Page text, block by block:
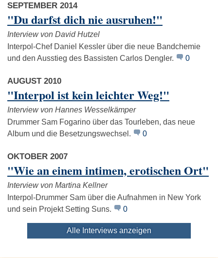
The Strokes Muse Placebo
SEPTEMBER 2014
"Du darfst dich nie ausruhen!"
Interview von David Hutzel
Interpol-Chef Daniel Kessler über die neue Bandchemie
und den Ausstieg des Bassisten Carlos Dengler.
0
AUGUST 2010
"Interpol ist kein leichter Weg!"
Interview von Hannes Wesselkämper
Drummer Sam Fogarino über das Tourleben, das neue
Album und die Besetzungswechsel.
0
OKTOBER 2007
"Wie an einem intimen, erotischen Ort"
Interview von Martina Kellner
Interpol-Drummer Sam über die Aufnahmen in New York
und sein Projekt Setting Suns.
0
Alle Interviews anzeigen